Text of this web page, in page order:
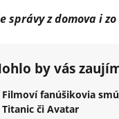
správy z domova i
by vás
Filmoví fanúšikovia
Titanic či Avatar